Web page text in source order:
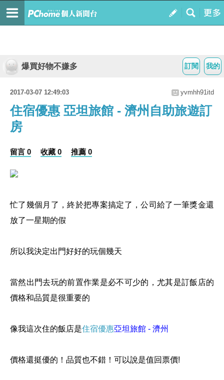
我的
訂閱
爆買好物不嫌多
2017-03-07 12:49:03 yvmhh91itd
住宿優惠 亞坦旅館 - 濟州自助旅遊訂
房
留言 0 收藏 0 推薦 0
忙了幾個月了，終於把專案搞定了，公司給了一筆獎金還
放了一星期的假
所以我決定出門好好的玩個幾天
當然出門去玩的前置作業是必不可少的，尤其是訂飯店的
價格和品質是很重要的
像我這次住的飯店是住宿優惠亞坦旅館 - 濟州
價格還挺優的！品質也不錯！可以說是值回票價!